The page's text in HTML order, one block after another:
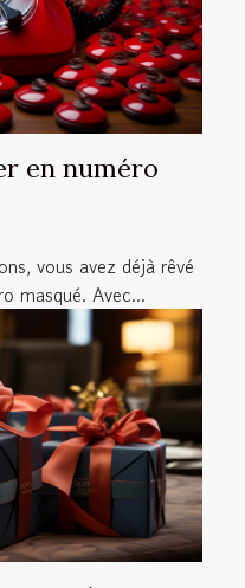
en numéro
vous avez déjà rêvé
masqué. Avec...